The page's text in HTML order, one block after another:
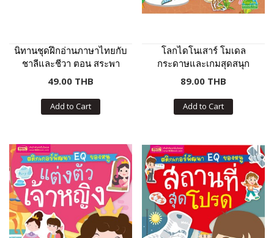
นิทานชุดฝึกอ่านภาษาไทยกับ
ชาลีและชีวา ตอน สระพา
สนุก
49.00 THB
Add to Cart
โลกไดโนเสาร์ โมเดล
กระดาษและเกมสุดสนุก
89.00 THB
Add to Cart